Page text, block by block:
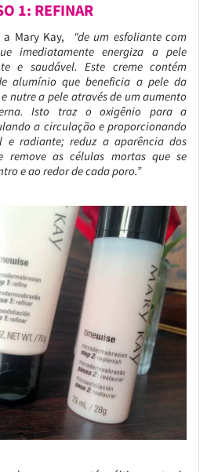
1: REFINAR
a Mary Kay, “de um esfoliante com
imediatamente energiza a pele
e saudável. Este creme contém
alumínio que beneficia a pele da
nutre a pele através de um aumento
Isto traz o oxigênio para a
a circulação e proporcionando
e radiante; reduz a aparência dos
remove as células mortas que se
e ao redor de cada poro.”